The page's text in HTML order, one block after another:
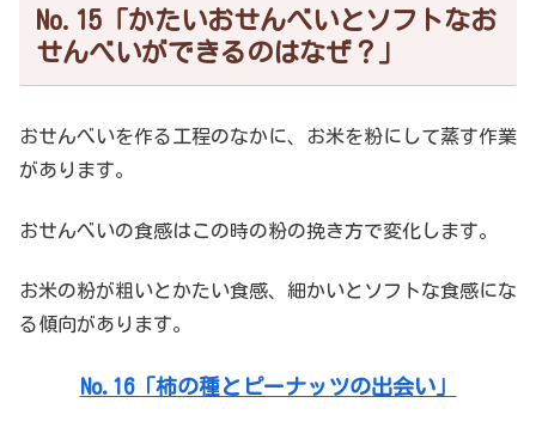
No.15「かたいおせんべいとソフトなお
せんべいができるのはなぜ？」
おせんべいを作る工程のなかに、お米を粉にして蒸す作業
があります。
おせんべいの食感はこの時の粉の挽き方で変化します。
お米の粉が粗いとかたい食感、細かいとソフトな食感にな
る傾向があります。
No.16「柿の種とピーナッツの出会い」